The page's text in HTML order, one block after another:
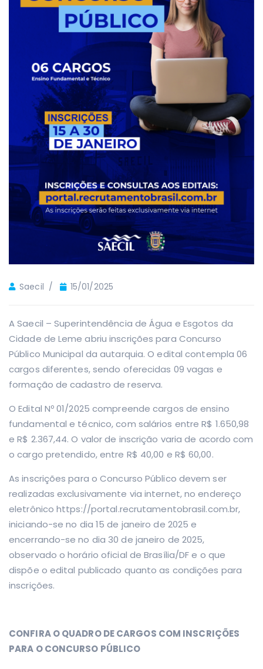
Saecil 15/01/2025
A Saecil – Superintendência de Água e Esgotos da
Cidade de Leme abriu inscrições para Concurso
Público Municipal da autarquia. O edital contempla 06
cargos diferentes, sendo oferecidas 09 vagas e
formação de cadastro de reserva.
O Edital Nº 01/2025 compreende cargos de ensino
fundamental e técnico, com salários entre R$ 1.650,98
e R$ 2.367,44. O valor de inscrição varia de acordo com
o cargo pretendido, entre R$ 40,00 e R$ 60,00.
As inscrições para o Concurso Público devem ser
realizadas exclusivamente via internet, no endereço
eletrônico https://portal.recrutamentobrasil.com.br,
iniciando-se no dia 15 de janeiro de 2025 e
encerrando-se no dia 30 de janeiro de 2025,
observado o horário oficial de Brasília/DF e o que
dispõe o edital publicado quanto as condições para
inscrições.
CONFIRA O QUADRO DE CARGOS COM INSCRIÇÕES
PARA O CONCURSO PÚBLICO